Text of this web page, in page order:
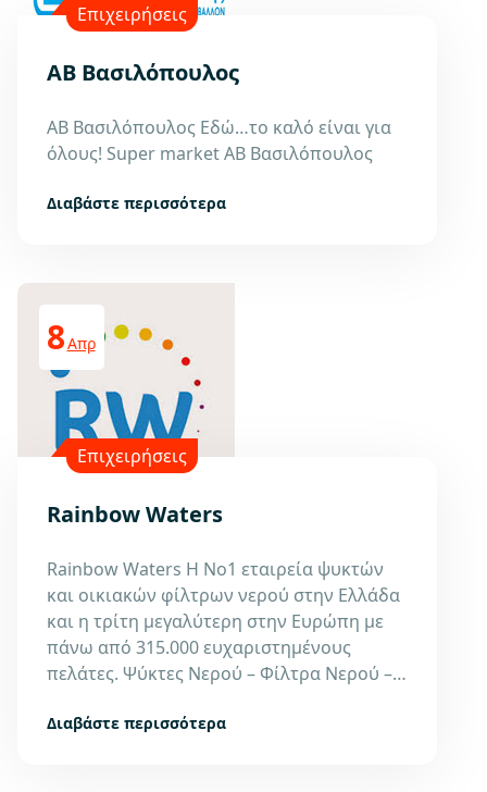
Επιχειρήσεις
ΑΒ Βασιλόπουλος
ΑΒ Βασιλόπουλος Εδώ…το καλό είναι για
όλους! Super market ΑΒ Βασιλόπουλος
Διαβάστε περισσότερα
8Απρ
Επιχειρήσεις
Rainbow Waters
Rainbow Waters Η Νο1 εταιρεία ψυκτών
και οικιακών φίλτρων νερού στην Ελλάδα
και η τρίτη μεγαλύτερη στην Ευρώπη με
πάνω από 315.000 ευχαριστημένους
πελάτες. Ψύκτες Νερού – Φίλτρα Νερού –…
Διαβάστε περισσότερα